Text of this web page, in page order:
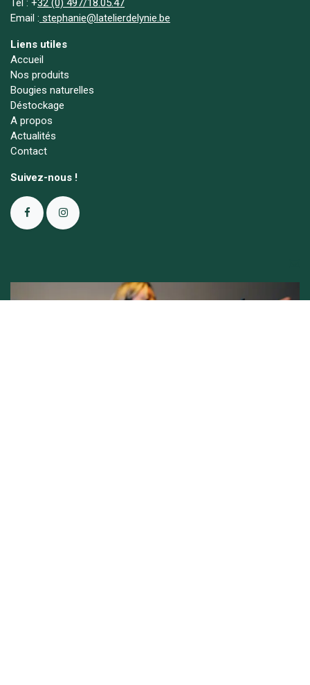
Tél : +32 (0) 497/18.05.47
Email : stephanie@latelierdelynie.be
Liens utiles
Accueil
Nos produits
Bougies naturelles
Déstockage
A propos
Actualités
Contact
Suivez-nous !